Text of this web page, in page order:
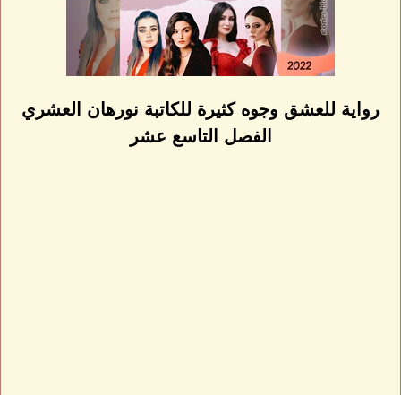
رواية للعشق وجوه كثيرة للكاتبة نورهان العشري
الفصل التاسع عشر